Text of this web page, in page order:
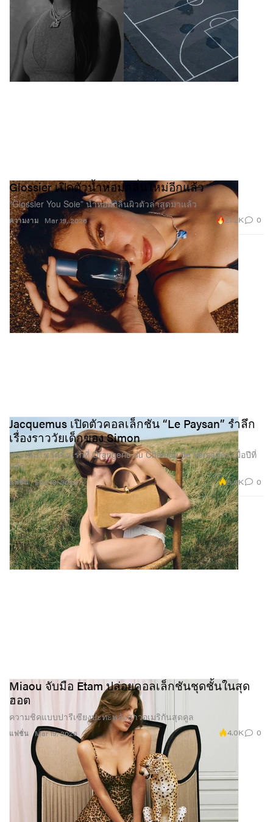
ความงาม
Glossier เปิดตัวน้ำหอมกลิ่นใหม่อีกแล้ว
“Glossier You Soie” น้ำหอมกลิ่นผิวตัวล่าสุดมาแล้ว
Mar 19, 2026 21.2K 0
แฟชั่น
Jacquemus เปิดตัวคอลเล็กชัน “Le Paysan” รำลึก
เรื่องราววัยเด็กของ Simon
ประเดิมโชว์ครั้งแรกที่ Orangerie du Château de Versailles เมื่อปีที่
แล้ว
Mar 19, 2026 3.6K 0
แฟชั่น
Miaou จับมือ Etam ปล่อยคอลเล็กชันชุดชั้นในสุด
ฮอต
ความชิคแบบปารีเซียงปะทะพลังสาวอเมริกันสุดคูล
Mar 19, 2026 4.0K 0